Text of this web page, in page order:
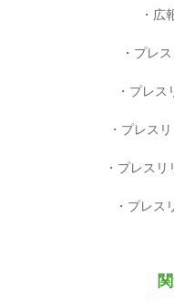
広
プレ
プレス
プレス
プレスリ
プレス